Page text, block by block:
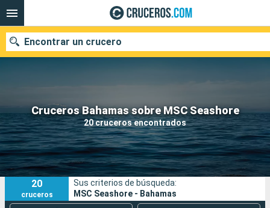
Cruceros Bahamas sobre MSC Seashore
20 cruceros encontrados
Encontrar un crucero
Nuestros destinos
Fecha de salida
Puertos Compañías
Buscar
20
cruceros
Sus criterios de búsqueda:
MSC Seashore - Bahamas